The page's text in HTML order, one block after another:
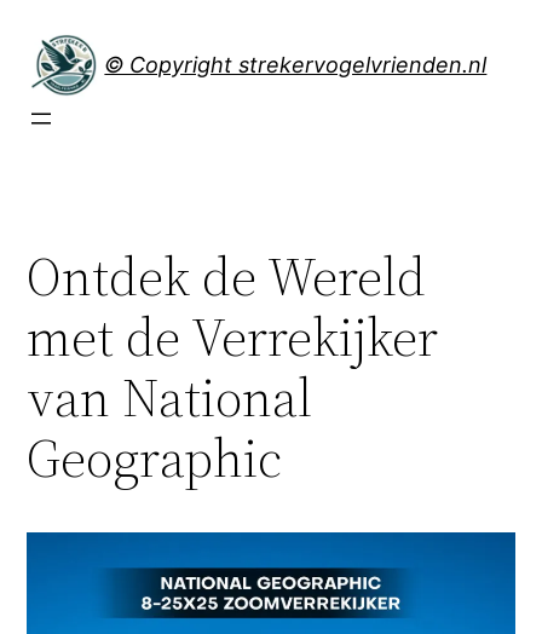
naar
inhoud
© Copyright strekervogelvrienden.nl
Ontdek de Wereld
met de Verrekijker
van National
Geographic